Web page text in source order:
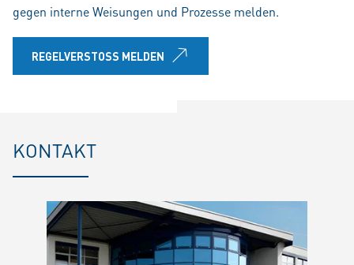
gegen interne Weisungen und Prozesse melden.
REGELVERSTOSS MELDEN
KONTAKT